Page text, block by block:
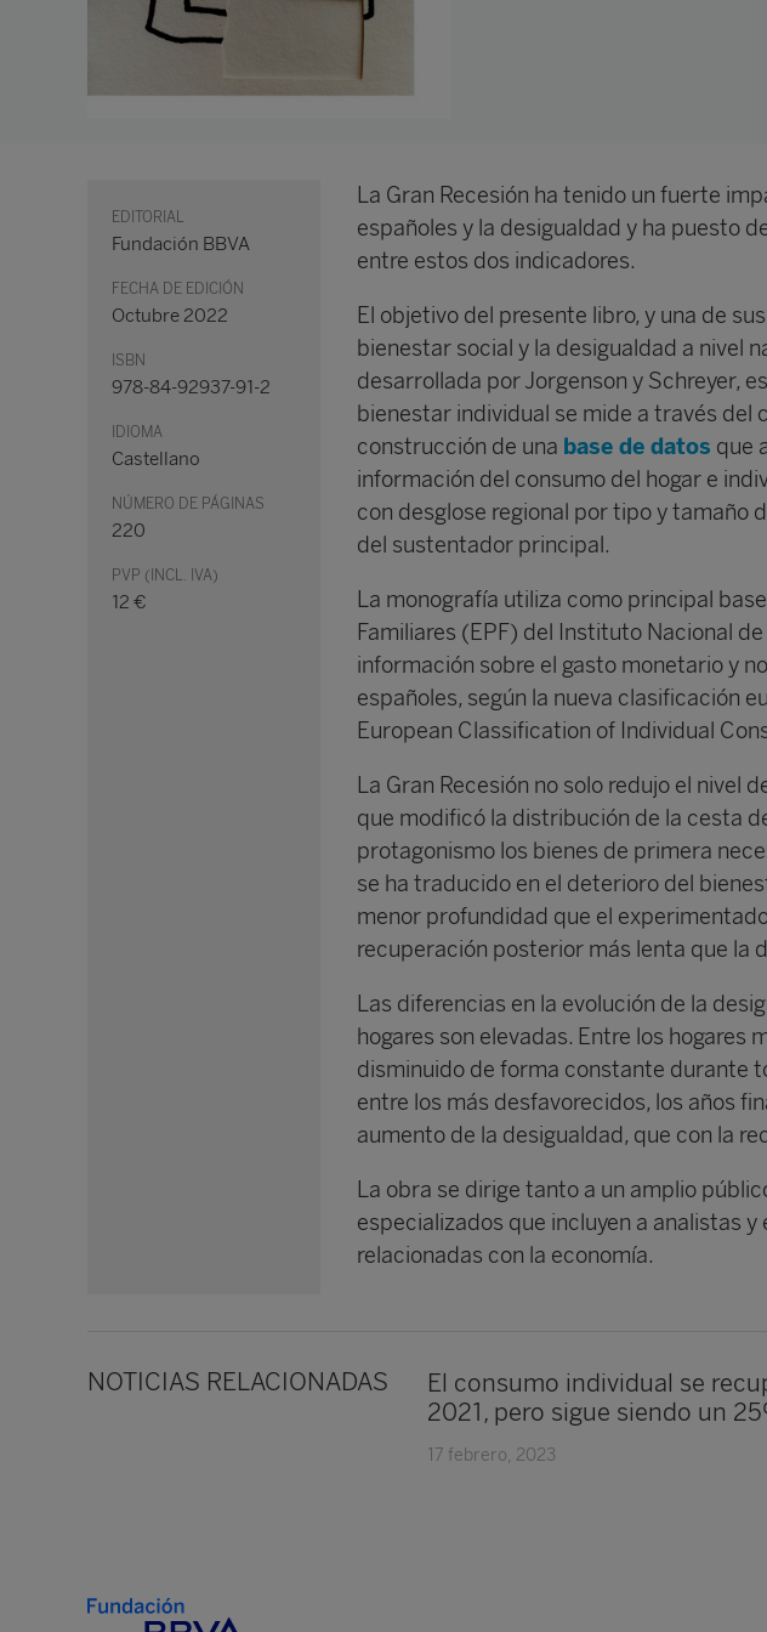
EDITORIAL
Fundación BBVA
FECHA DE EDICIÓN
Octubre 2022
ISBN
978-84-92937-91-2
IDIOMA
Castellano
NÚMERO DE PÁGINAS
220
PVP (INCL. IVA)
12 €
La Gran Recesión ha tenido un fuerte
españoles y la desigualdad y ha puesto
entre estos dos indicadores.
El objetivo del presente libro, y una de
bienestar social y la desigualdad a nivel
desarrollada por Jorgenson y Schreyer,
bienestar individual se mide a través del
construcción de una base de datos que
información del consumo del hogar e
con desglose regional por tipo y tamaño
del sustentador principal.
La monografía utiliza como principal
Familiares (EPF) del Instituto Nacional
información sobre el gasto monetario y
españoles, según la nueva clasificación
European Classification of Individual
La Gran Recesión no solo redujo el nivel
que modificó la distribución de la cesta
protagonismo los bienes de primera
se ha traducido en el deterioro del
menor profundidad que el
recuperación posterior más lenta que la
Las diferencias en la evolución de la
hogares son elevadas. Entre los hogares
disminuido de forma constante durante
entre los más desfavorecidos, los años
aumento de la desigualdad, que con la
La obra se dirige tanto a un amplio
especializados que incluyen a analistas
relacionadas con la economía.
NOTICIAS RELACIONADAS
El consumo individual se
2021, pero sigue siendo un
17 febrero, 2023